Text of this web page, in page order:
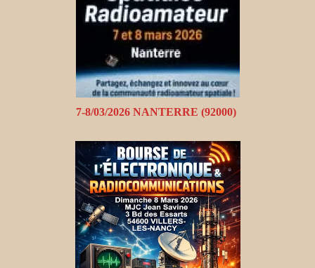
7-8/03/2026 NANTERRE (92000)